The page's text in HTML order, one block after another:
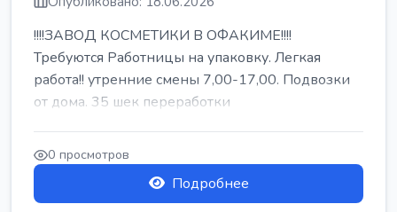
!!!!ЗАВОД КОСМЕТИКИ В ОФАКИМЕ!!!!
Требуются Работницы на упаковку. Легкая
работа!! утренние смены 7,00-17,00. Подвозки
от дома. 35 шек переработки
0 просмотров
Подробнее